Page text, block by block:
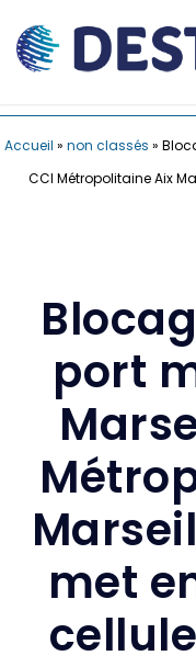
Accueil » non classés »
CCI Métropolitaine Aix
port
met